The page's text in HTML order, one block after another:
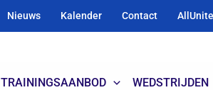
Nieuws Kalender Contact
TRAININGSAANBOD WEDSTRIJDEN